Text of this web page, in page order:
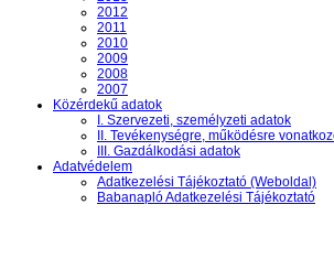
2012
2011
2010
2009
2008
2007
Közérdekű adatok
I. Szervezeti, személyzeti adatok
II. Tevékenységre, működésre
III. Gazdálkodási adatok
Adatvédelem
Adatkezelési Tájékoztató (Weboldal)
Babanapló Adatkezelési Tájékoztató